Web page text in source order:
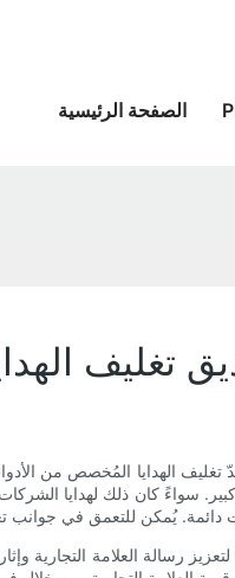
الصفحة الرئيسية
تغليف
المُخصص من الأدوات
كان ذلك لهدايا
لتعزيز رسالة العلامة